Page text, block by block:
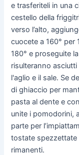
e trasferiteli in una
cestello della
verso l’alto,
cuocete a 160° per
180° e proseguite
risulteranno
l'aglio e il sale. Se
di ghiaccio per
pasta al dente e
unite i pomodorini,
parte per
tostate
rimanenti.